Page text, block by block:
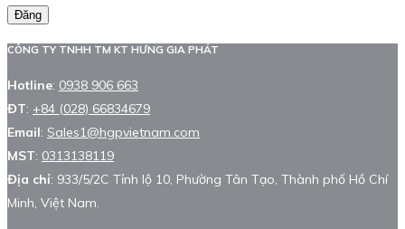
Đăng
CÔNG TY TNHH TM KT HƯNG GIA PHÁT
Hotline: 0938 906 663
ĐT: +84 (028) 66834679
Email: Sales1@hgpvietnam.com
MST: 0313138119
Địa chỉ: 933/5/2C Tỉnh lộ 10, Phường Tân Tạo, Thành phố Hồ Chí
Minh, Việt Nam.